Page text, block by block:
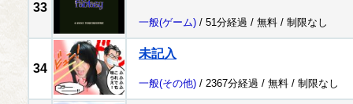
33
一般(ゲーム) / 51分経過 / 無料 / 制限なし
34
未記入
一般(その他) / 2367分経過 / 無料 / 制限なし